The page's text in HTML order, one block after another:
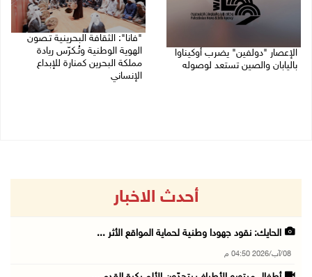
الإعصار "دولفين" يضرب أوكيناوا
باليابان والصين تستعد لوصوله
"فانا": الثقافة البحرينية تـصون
الهوية الوطنية وتُـكرّس ريادة
مملكة البحرين كمنارة للإبداع
الإنساني
أحدث الاخبار
الحايك: نقود جهودا وطنية لحماية المواقع الأثر ...
08/آب/2026 04:50 م